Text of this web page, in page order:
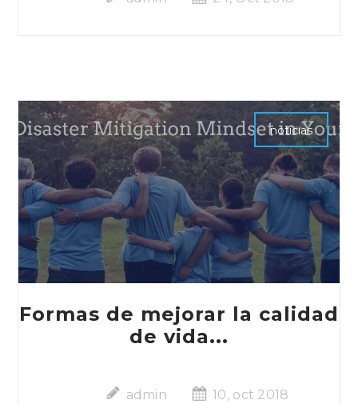
noticias
Formas de mejorar la calidad
de vida...
admin 10, oct 2018